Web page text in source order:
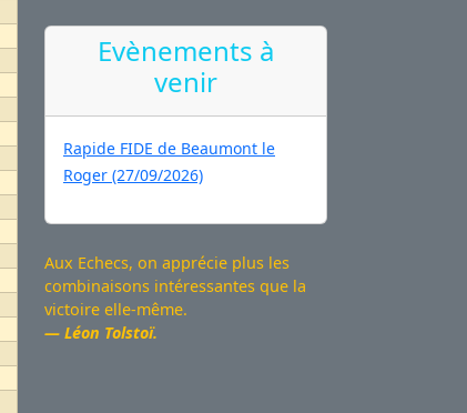
Evènements à
venir
Rapide FIDE de Beaumont le
Roger (27/09/2026)
Aux Echecs, on apprécie plus les
combinaisons intéressantes que la
victoire elle-même.
Léon Tolstoï.